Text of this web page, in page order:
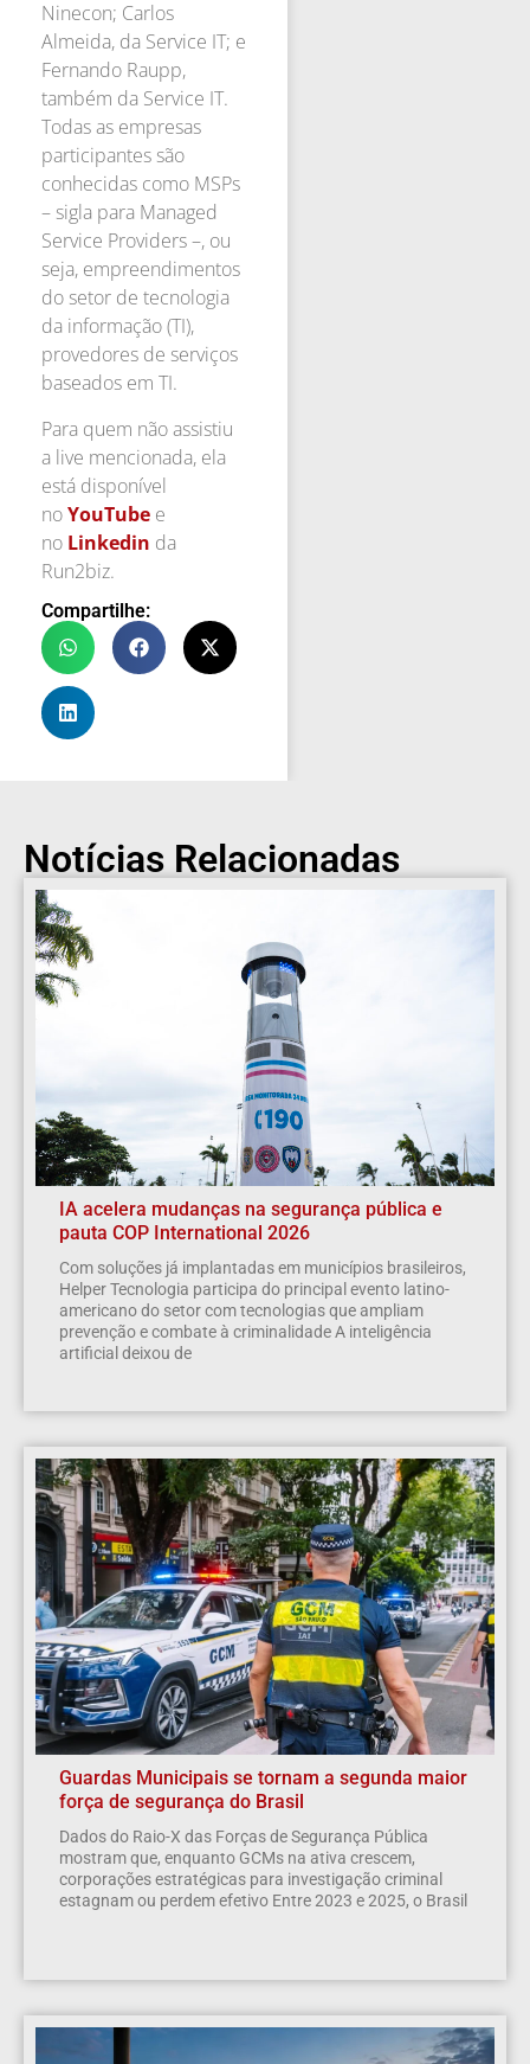
Ninecon; Carlos
Almeida, da Service IT; e
Fernando Raupp,
também da Service IT.
Todas as empresas
participantes são
conhecidas como MSPs
– sigla para Managed
Service Providers –, ou
seja, empreendimentos
do setor de tecnologia
da informação (TI),
provedores de serviços
baseados em TI.
Para quem não assistiu
a live mencionada, ela
está disponível
noYouTube e
no Linkedin da
Run2biz.
Compartilhe:
Notícias Relacionadas
IA acelera mudanças na segurança pública e
pauta COP International 2026
Com soluções já implantadas em municípios brasileiros,
Helper Tecnologia participa do principal evento latino-
americano do setor com tecnologias que ampliam
prevenção e combate à criminalidade A inteligência
artificial deixou de
Guardas Municipais se tornam a segunda maior
força de segurança do Brasil
Dados do Raio-X das Forças de Segurança Pública
mostram que, enquanto GCMs na ativa crescem,
corporações estratégicas para investigação criminal
estagnam ou perdem efetivo Entre 2023 e 2025, o Brasil